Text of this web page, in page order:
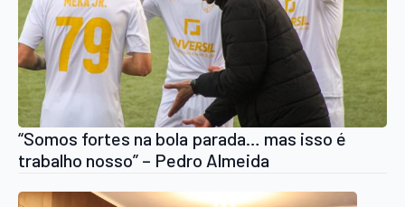
“Somos fortes na bola parada… mas isso é
trabalho nosso” – Pedro Almeida